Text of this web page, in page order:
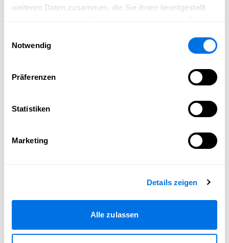
weiteren Daten zusammen, die Sie ihnen bereitgestellt
Notwendig
Präferenzen
Statistiken
Marketing
Details zeigen
Alle zulassen